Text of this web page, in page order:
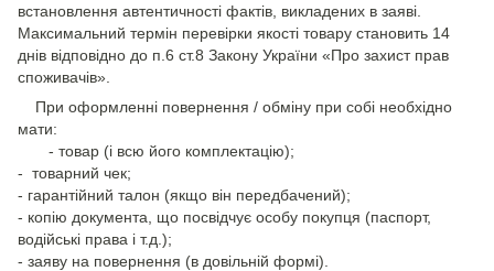
встановлення автентичності фактів, викладених в заяві.
Максимальний термін перевірки якості товару становить 14
днів відповідно до п.6 ст.8 Закону України «Про захист прав
споживачів».
При оформленні повернення / обміну при собі необхідно
мати:
- товар (і всю його комплектацію);
- товарний чек;
- гарантійний талон (якщо він передбачений);
- копію документа, що посвідчує особу покупця (паспорт,
водійські права і т.д.);
- заяву на повернення (в довільній формі).